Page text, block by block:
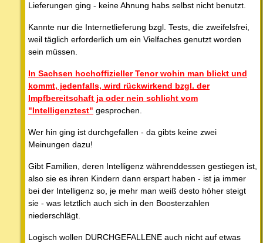
Lieferungen ging - keine Ahnung habs selbst nicht benutzt.
Kannte nur die Internetlieferung bzgl. Tests, die zweifelsfrei,
weil täglich erforderlich um ein Vielfaches genutzt worden
sein müssen.
In Sachsen hochoffizieller Tenor wohin man blickt und
kommt, jedenfalls, wird rückwirkend bzgl. der
Impfbereitschaft ja oder nein schlicht vom
"Intelligenztest" gesprochen.
Wer hin ging ist durchgefallen - da gibts keine zwei
Meinungen dazu!
Gibt Familien, deren Intelligenz währenddessen gestiegen ist,
also sie es ihren Kindern dann erspart haben - ist ja immer
bei der Intelligenz so, je mehr man weiß desto höher steigt
sie - was letztlich auch sich in den Boosterzahlen
niederschlägt.
Logisch wollen DURCHGEFALLENE auch nicht auf etwas